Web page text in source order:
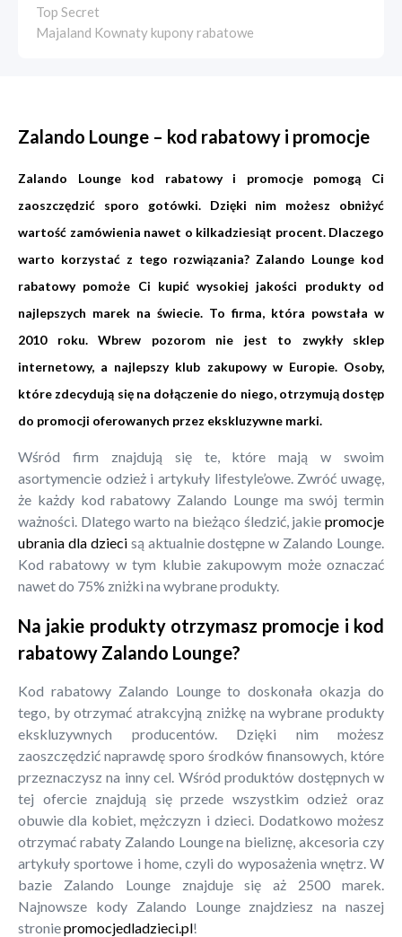
Top Secret
Majaland Kownaty kupony rabatowe
Zalando Lounge – kod rabatowy i promocje
Zalando Lounge kod rabatowy i promocje pomogą Ci
zaoszczędzić sporo gotówki. Dzięki nim możesz obniżyć
wartość zamówienia nawet o kilkadziesiąt procent. Dlaczego
warto korzystać z tego rozwiązania? Zalando Lounge kod
rabatowy pomoże Ci kupić wysokiej jakości produkty od
najlepszych marek na świecie. To firma, która powstała w
2010 roku. Wbrew pozorom nie jest to zwykły sklep
internetowy, a najlepszy klub zakupowy w Europie. Osoby,
które zdecydują się na dołączenie do niego, otrzymują dostęp
do promocji oferowanych przez ekskluzywne marki.
Wśród firm znajdują się te, które mają w swoim
asortymencie odzież i artykuły lifestyle’owe. Zwróć uwagę,
że każdy kod rabatowy Zalando Lounge ma swój termin
ważności. Dlatego warto na bieżąco śledzić, jakie promocje
ubrania dla dziecisą aktualnie dostępne w Zalando Lounge.
Kod rabatowy w tym klubie zakupowym może oznaczać
nawet do 75% zniżki na wybrane produkty.
Na jakie produkty otrzymasz promocje i kod
rabatowy Zalando Lounge?
Kod rabatowy Zalando Lounge to doskonała okazja do
tego, by otrzymać atrakcyjną zniżkę na wybrane produkty
ekskluzywnych producentów. Dzięki nim możesz
zaoszczędzić naprawdę sporo środków finansowych, które
przeznaczysz na inny cel. Wśród produktów dostępnych w
tej ofercie znajdują się przede wszystkim odzież oraz
obuwie dla kobiet, mężczyzn i dzieci. Dodatkowo możesz
otrzymać rabaty Zalando Lounge na bieliznę, akcesoria czy
artykuły sportowe i home, czyli do wyposażenia wnętrz. W
bazie Zalando Lounge znajduje się aż 2500 marek.
Najnowsze kody Zalando Lounge znajdziesz na naszej
stroniepromocjedladzieci.pl!